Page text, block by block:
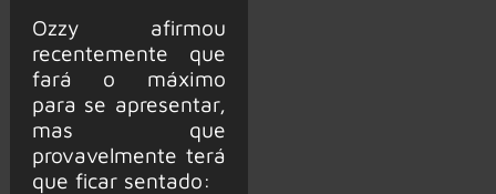
Ozzy afirmou
recentemente que
fará o máximo
para se apresentar,
mas que
provavelmente terá
que ficar sentado: